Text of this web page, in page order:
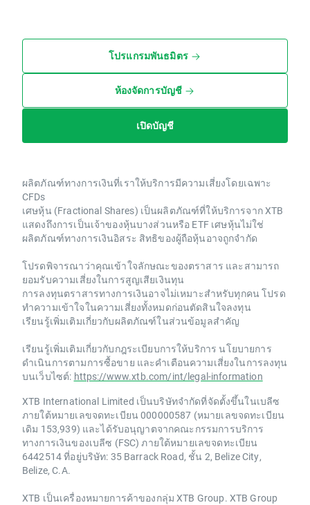
โปรแกรมพันธมิตร
ห้องจัดการบัญชี
เปิดบัญชี
ผลิตภัณฑ์ทางการเงินที่เราให้บริการมีความเสี่ยงโดยเฉพาะ
CFDs
เศษหุ้น (Fractional Shares) เป็นผลิตภัณฑ์ที่ให้บริการจาก XTB
แสดงถึงการเป็นเจ้าของหุ้นบางส่วนหรือ ETF เศษหุ้นไม่ใช่
ผลิตภัณฑ์ทางการเงินอิสระ สิทธิของผู้ถือหุ้นอาจถูกจำกัด
โปรดพิจารณาว่าคุณเข้าใจลักษณะของตราสาร และสามารถ
ยอมรับความเสี่ยงในการสูญเสียเงินทุน
การลงทุนตราสารทางการเงินอาจไม่เหมาะสำหรับทุกคน โปรด
ทำความเข้าใจในความเสี่ยงทั้งหมดก่อนตัดสินใจลงทุน
เรียนรู้เพิ่มเติมเกี่ยวกับผลิตภัณฑ์ในส่วนข้อมูลสำคัญ
เรียนรู้เพิ่มเติมเกี่ยวกับกฎระเบียบการให้บริการ นโยบายการ
ดำเนินการตามการซื้อขาย และคำเตือนความเสี่ยงในการลงทุน
บนเว็บไซต์: https://www.xtb.com/int/legal-information
XTB International Limited เป็นบริษัทจำกัดที่จัดตั้งขึ้นในเบลีซ
ภายใต้หมายเลขจดทะเบียน 000000587 (หมายเลขจดทะเบียน
เดิม 153,939) และได้รับอนุญาตจากคณะกรรมการบริการ
ทางการเงินของเบลีซ (FSC) ภายใต้หมายเลขจดทะเบียน
6442514 ที่อยู่บริษัท: 35 Barrack Road, ชั้น 2, Belize City,
Belize, C.A.
XTB เป็นเครื่องหมายการค้าของกลุ่ม XTB Group. XTB Group